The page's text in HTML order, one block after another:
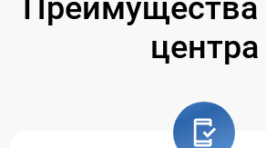
Преимущества
центра